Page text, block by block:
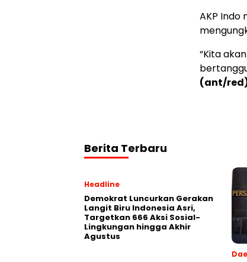
AKP Indo
“Kita
(ant/
Berita Terbaru
Headline
Demokrat Luncurkan Gerakan
Langit Biru Indonesia Asri,
Targetkan 666 Aksi Sosial-
Lingkungan hingga Akhir
Agustus